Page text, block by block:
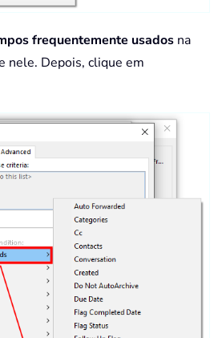
frequentemente usados na
nele. Depois, clique em